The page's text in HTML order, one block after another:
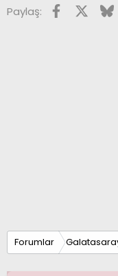
Paylaş: Facebook
X
Forumlar